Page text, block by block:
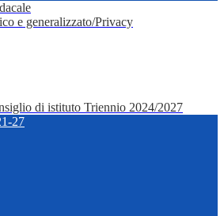
e generalizzato/Privacy
di istituto Triennio 2024/2027
27